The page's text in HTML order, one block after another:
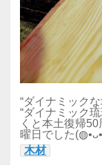
“ダイナミック
“ダイナミック
くと本土復帰
曜日でした
木材